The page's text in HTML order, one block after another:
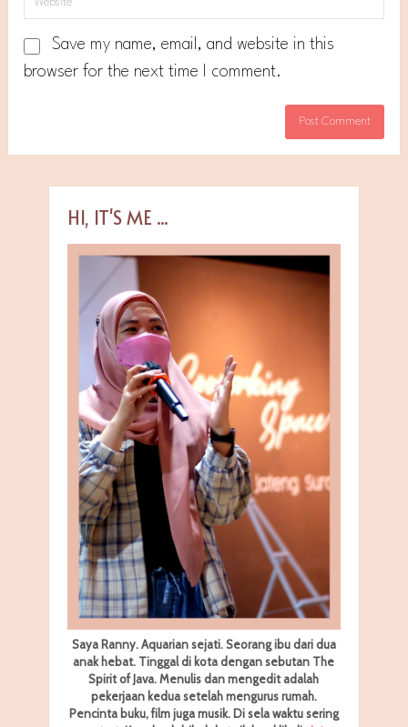
Save my name, email, and website in this
browser for the next time I comment.
HI, IT'S ME ...
Saya Ranny. Aquarian sejati. Seorang ibu dari dua
anak hebat. Tinggal di kota dengan sebutan The
Spirit of Java. Menulis dan mengedit adalah
pekerjaan kedua setelah mengurus rumah.
Pencinta buku, film juga musik. Di sela waktu sering